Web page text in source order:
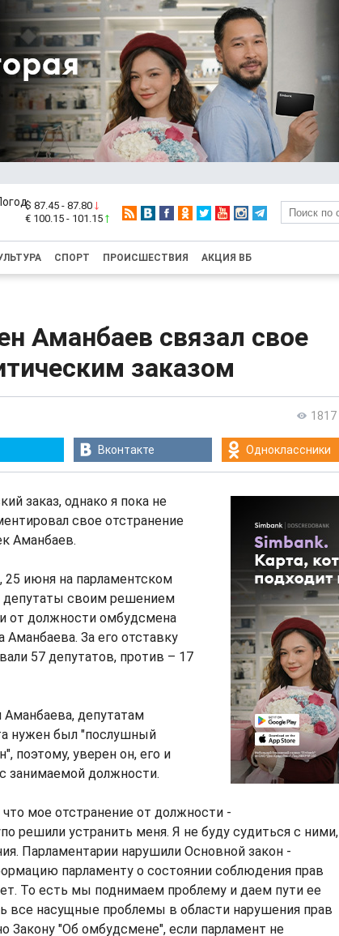
$ 87.45 - 87.80
€ 100.15 - 101.15
СПОРТ ПРОИСШЕСТВИЯ АКЦИЯ ВБ
Аманбаев связал свое
заказом
1817
Вконтакте Одноклассники
заказ, однако я пока не
свое отстранение
Аманбаев.
25 июня на парламентском
депутаты своим решением
от должности омбудсмена
Аманбаева. За его отставку
57 депутатов, против – 17
депутатам
нужен был "послушный
поэтому, уверен он, его и
занимаемой должности.
мое отстранение от должности -
решили устранить меня. Я не буду судиться с ними,
Парламентарии нарушили Основной закон -
парламенту о состоянии соблюдения прав
То есть мы поднимаем проблему и даем пути ее
все насущные проблемы в области нарушения прав
Закону "Об омбудсмене", если парламент не